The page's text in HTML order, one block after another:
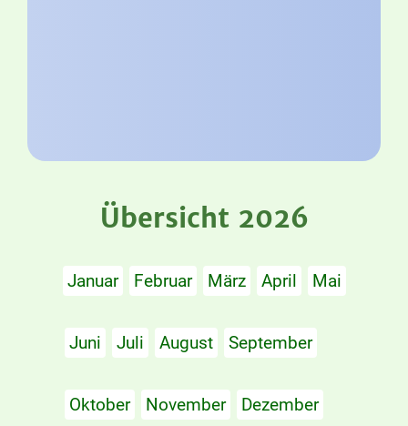
Übersicht 2026
Januar Februar März April Mai
Juni Juli August September
Oktober November Dezember